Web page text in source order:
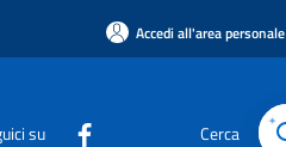
Accedi all'area personale
su Cerca